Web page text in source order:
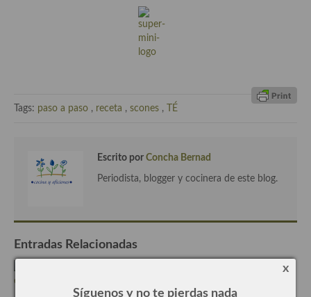
Postres con frutas
Quesos, recetas
Recetas maridadas con los mejores AOVES
Tags: paso a paso , receta , scones , TÉ
Escrito por Concha Bernad
Periodista, blogger y cocinera de este blog.
Entradas Relacionadas
x
Síguenos y no te pierdas nada